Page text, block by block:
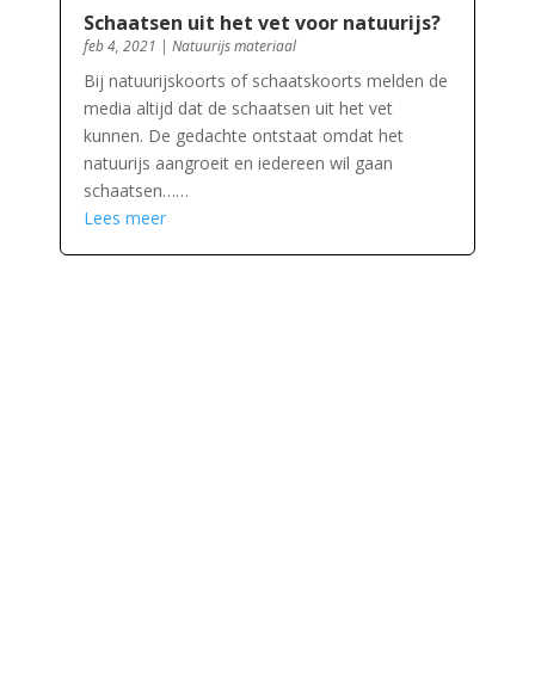
Schaatsen uit het vet voor natuurijs?
feb 4, 2021 | Natuurijs materiaal
Bij natuurijskoorts of schaatskoorts melden de
media altijd dat de schaatsen uit het vet
kunnen. De gedachte ontstaat omdat het
natuurijs aangroeit en iedereen wil gaan
schaatsen……
Lees meer